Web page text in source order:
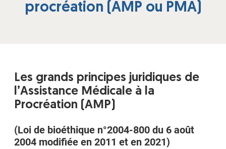
procréation (AMP ou PMA)
Les grands principes juridiques de
l’Assistance Médicale à la
Procréation (AMP)
(Loi de bioéthique n°2004-800 du 6 août
2004 modifiée en 2011 et en 2021)